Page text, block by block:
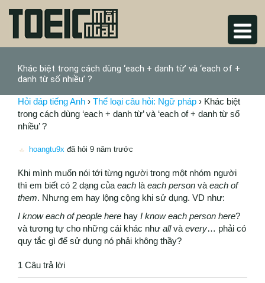
Khác biệt trong cách dùng ‘each + danh từ’ và ‘each of +
danh từ số nhiều’ ?
Hỏi đáp tiếng Anh › Thể loại câu hỏi: Ngữ pháp › Khác biệt
trong cách dùng ‘each + danh từ’ và ‘each of + danh từ số
nhiều’ ?
hoangtu9x đã hỏi 9 năm trước
Khi mình muốn nói tới từng người trong một nhóm người
thì em biết có 2 dạng của each là each person và each of
them. Nhưng em hay lộng cộng khi sử dụng. VD như:
I know each of people here hay I know each person here?
và tương tự cho những cái khác như allvà every… phải có
quy tắc gì để sử dụng nó phải không thầy?
1 Câu trả lời